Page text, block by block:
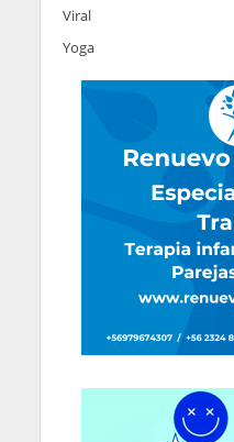
Viral
Yoga